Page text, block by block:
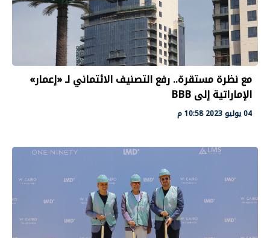
مع نظرة مستقرة.. رفع التصنيف الائتماني لـ «إعمار»
الإماراتية إلى BBB
04 يوليو 2023 10:58 م